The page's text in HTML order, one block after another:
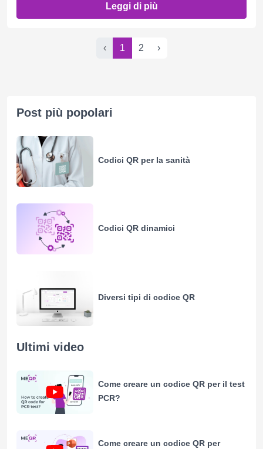
Leggi di più
‹ 1 2 ›
Post più popolari
Codici QR per la sanità
Codici QR dinamici
Diversi tipi di codice QR
Ultimi video
Come creare un codice QR per il test
PCR?
Come creare un codice QR per